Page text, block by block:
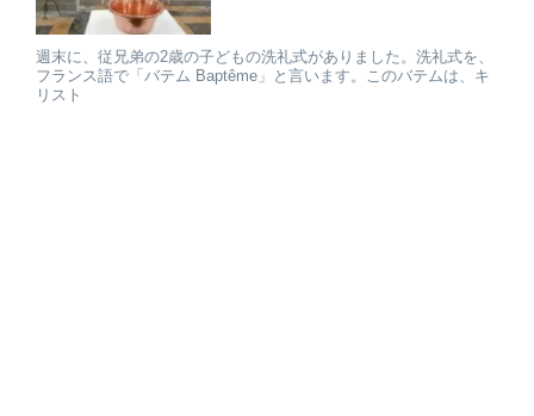
週末に、従兄弟の2歳の子どもの洗礼式がありました。洗礼式を、
フランス語で「バテム Baptême」と言います。このバテムは、キ
リスト